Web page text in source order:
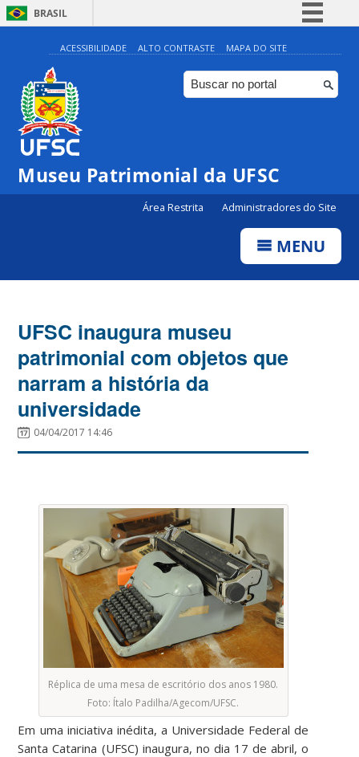
BRASIL
Simplifique!
Comunica BR
Participe
Canais
ACESSIBILIDADE ALTO CONTRASTE MAPA DO SITE
Museu Patrimonial da UFSC
Área Restrita Administradores do Site
MENU
UFSC inaugura museu
patrimonial com objetos que
narram a história da
universidade
04/04/2017 14:46
Réplica de uma mesa de escritório dos anos 1980.
Foto: Ítalo Padilha/Agecom/UFSC.
Em uma iniciativa inédita, a Universidade Federal de
Santa Catarina (UFSC) inaugura, no dia 17 de abril, o